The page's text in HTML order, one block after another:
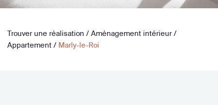
Trouver une réalisation / Aménagement intérieur /
Appartement / Marly-le-Roi